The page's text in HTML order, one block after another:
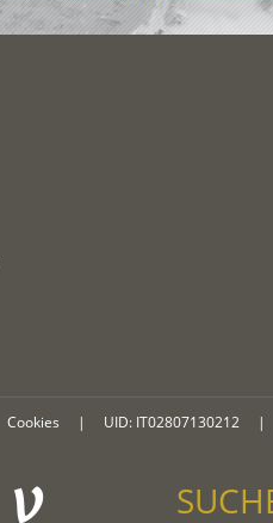
Cookies | UID: IT02807130212 |
V